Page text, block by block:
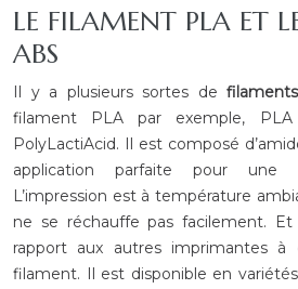
LE FILAMENT PLA ET
ABS
Il y a plusieurs sortes de
filament PLA par exemple,
PolyLactiAcid. Il est composé
application parfaite pour une
L’impression est à température
ne se réchauffe pas facilement.
rapport aux autres imprimantes
filament. Il est disponible en